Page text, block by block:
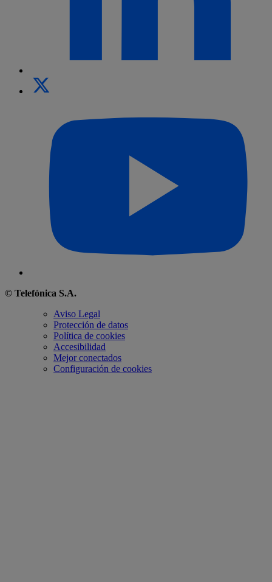
© Telefónica S.A.
Aviso Legal
Protección de datos
Política de cookies
Accesibilidad
Mejor conectados
Configuración de cookies